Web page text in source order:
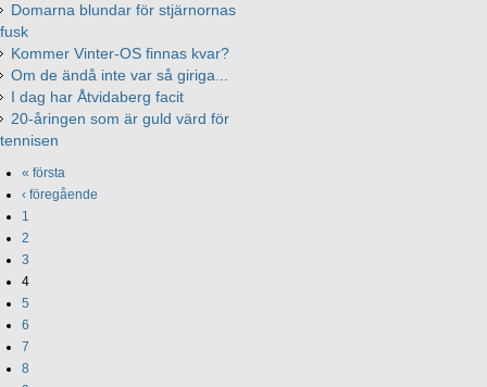
Domarna blundar för stjärnornas
fusk
Kommer Vinter-OS finnas kvar?
Om de ändå inte var så giriga...​
I dag har Åtvidaberg facit
20-åringen som är guld värd för
tennisen
« första
‹ föregående
1
2
3
4
5
6
7
8